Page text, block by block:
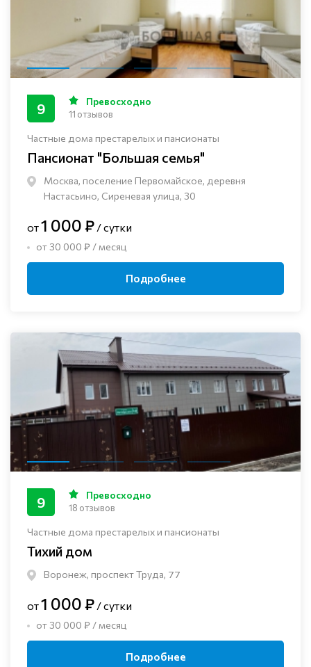
Частные дома престарелых и пансионаты
Пансионат "Большая семья"
Москва, поселение Первомайское, деревня
Настасьино, Сиреневая улица, 30
9 Превосходно
11 отзывов
от1 000 ₽ / сутки
от 30 000 ₽ / месяц
Подробнее
Частные дома престарелых и пансионаты
Тихий дом
Воронеж, проспект Труда, 77
9 Превосходно
18 отзывов
от1 000 ₽ / сутки
от 30 000 ₽ / месяц
Подробнее